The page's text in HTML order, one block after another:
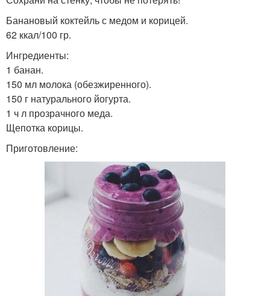
Банановый коктейль с медом и корицей.
62 ккал/100 гр.
Ингредиенты:
1 банан.
150 мл молока (обезжиренного).
150 г натурального йогурта.
1 ч л прозрачного меда.
Щепотка корицы.
Приготовление: